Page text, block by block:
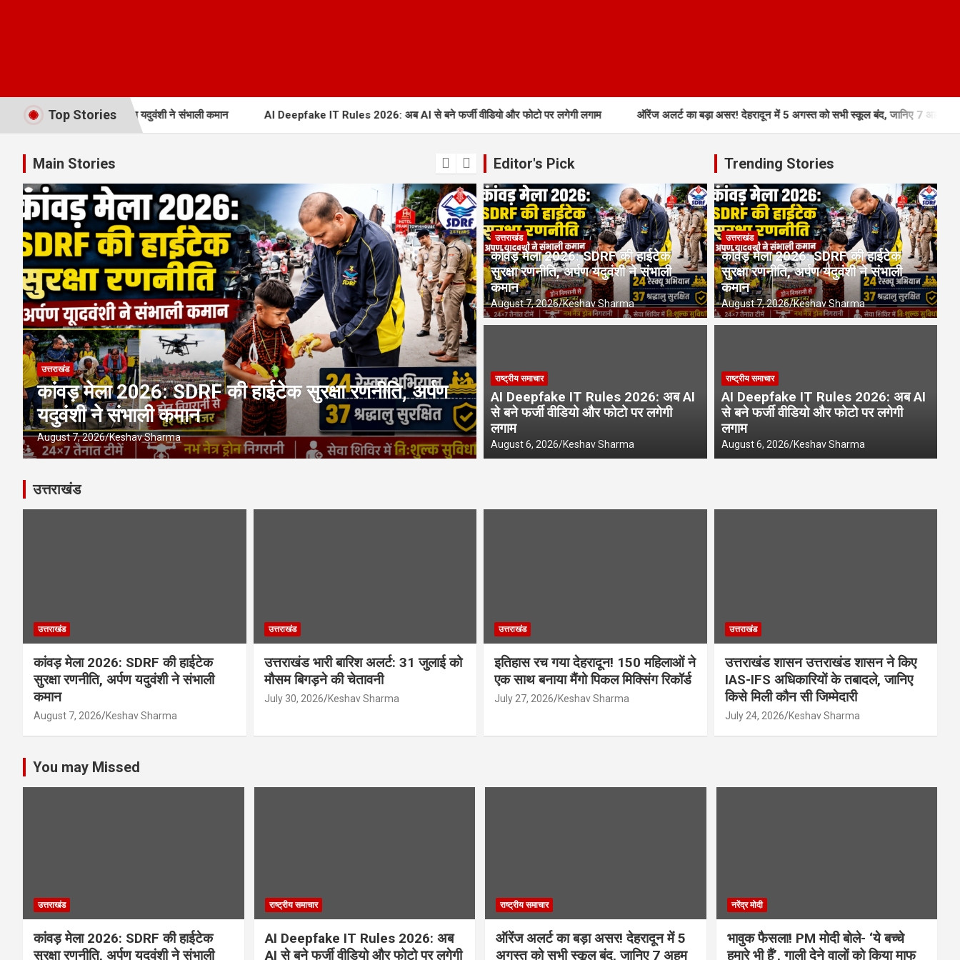
Top Stories
सुरक्षा रणनीति, अर्पण यदुवंशी ने संभाली कमान AI Deepfake IT Rules 2026: अब AI से बने फर्जी वीडियो और फोटो पर लगेगी लगाम ऑरेंज अलर्ट का बड़ा असर! देहरादून में 5 अगस्त को सभी स्कूल बंद, जानिए 7 अहम वजहें
Main Stories
उत्तराखंड
कांवड़ मेला 2026: SDRF की हाईटेक सुरक्षा रणनीति, अर्पण
यदुवंशी ने संभाली कमान
August 7, 2026 Keshav Sharma
राष्ट्रीय समाचार
AI Deepfake IT Rules 2026: अब AI से बने फर्जी
वीडियो और फोटो पर लगेगी लगाम
Editor's Pick
उत्तराखंड
कांवड़ मेला 2026: SDRF की हाईटेक
सुरक्षा रणनीति, अर्पण यदुवंशी ने संभाली
कमान
August 7, 2026 Keshav Sharma
राष्ट्रीय समाचार
AI Deepfake IT Rules 2026: अब AI
से बने फर्जी वीडियो और फोटो पर लगेगी
लगाम
August 6, 2026 Keshav Sharma
Trending Stories
उत्तराखंड
कांवड़ मेला 2026: SDRF की हाईटेक
सुरक्षा रणनीति, अर्पण यदुवंशी ने संभाली
कमान
August 7, 2026 Keshav Sharma
राष्ट्रीय समाचार
AI Deepfake IT Rules 2026: अब AI
से बने फर्जी वीडियो और फोटो पर लगेगी
लगाम
August 6, 2026 Keshav Sharma
उत्तराखंड
उत्तराखंड
कांवड़ मेला 2026: SDRF की हाईटेक
सुरक्षा रणनीति, अर्पण यदुवंशी ने संभाली
कमान
August 7, 2026 Keshav Sharma
उत्तराखंड
उत्तराखंड भारी बारिश अलर्ट: 31 जुलाई को
मौसम बिगड़ने की चेतावनी
July 30, 2026 Keshav Sharma
उत्तराखंड
इतिहास रच गया देहरादून! 150 महिलाओं ने
एक साथ बनाया मैंगो पिकल मिक्सिंग रिकॉर्ड
July 27, 2026 Keshav Sharma
उत्तराखंड
उत्तराखंड शासन उत्तराखंड शासन ने किए
IAS-IFS अधिकारियों के तबादले, जानिए
किसे मिली कौन सी जिम्मेदारी
July 24, 2026 Keshav Sharma
You may Missed
उत्तराखंड
कांवड़ मेला 2026: SDRF की हाईटेक
सुरक्षा रणनीति, अर्पण यदुवंशी ने संभाली
राष्ट्रीय समाचार
AI Deepfake IT Rules 2026: अब
AI से बने फर्जी वीडियो और फोटो पर लगेगी
राष्ट्रीय समाचार
ऑरेंज अलर्ट का बड़ा असर! देहरादून में 5
अगस्त को सभी स्कूल बंद, जानिए 7 अहम
नरेंद्र मोदी
भावुक फैसला! PM मोदी बोले- ‘ये बच्चे
हमारे भी हैं’, गाली देने वालों को किया माफ